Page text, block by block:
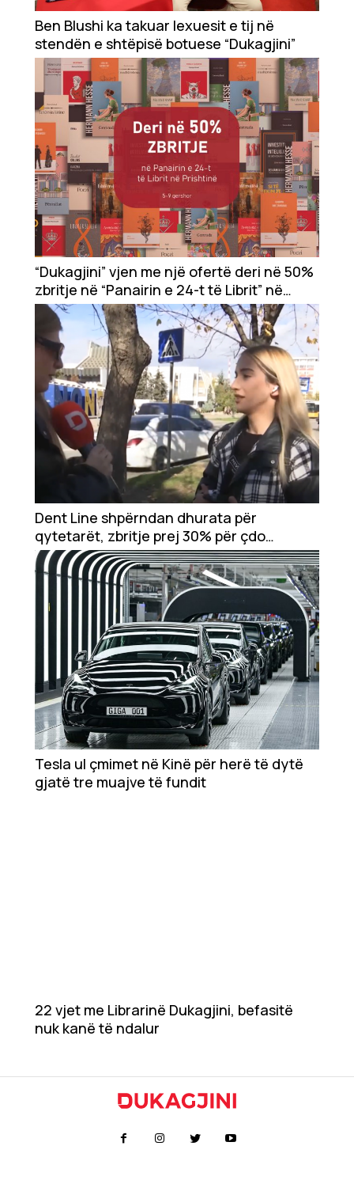
Ben Blushi ka takuar lexuesit e tij në
stendën e shtëpisë botuese “Dukagjini”
“Dukagjini” vjen me një ofertë deri në 50%
zbritje në “Panairin e 24-t të Librit” në
Prishtinë
Dent Line shpërndan dhurata për
qytetarët, zbritje prej 30% për çdo
tretman dhe zbardhim dhëmbësh
Tesla ul çmimet në Kinë për herë të dytë
gjatë tre muajve të fundit
22 vjet me Librarinë Dukagjini, befasitë
nuk kanë të ndalur